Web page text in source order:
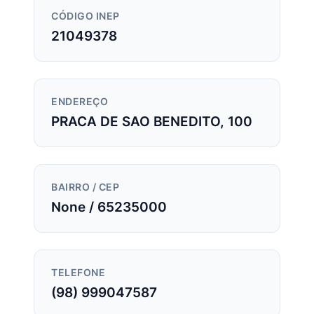
CÓDIGO INEP
21049378
ENDEREÇO
PRACA DE SAO BENEDITO, 100
BAIRRO / CEP
None / 65235000
TELEFONE
(98) 999047587